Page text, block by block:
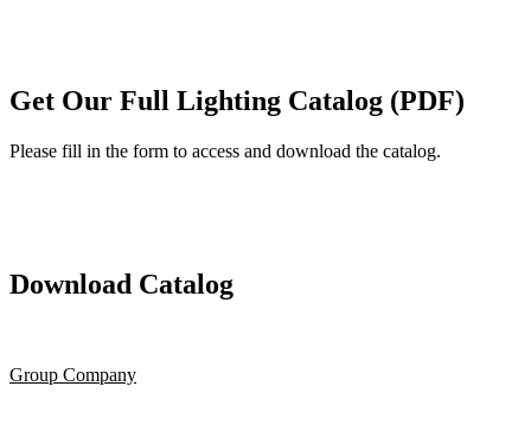
Get Our Full Lighting Catalog (PDF)
Please fill in the form to access and download the catalog.
Download Catalog
Group Company